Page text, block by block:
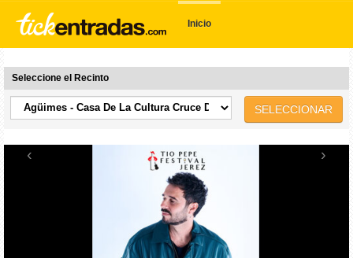
Inicio
Seleccione el Recinto
SELECCIONAR
‹ ›